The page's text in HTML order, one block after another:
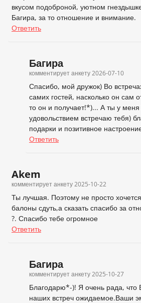
вкусом подоброной, уютном
Багира, за то отношение и внимание.
Ответить
Багира
комментирует анкету2026-07-10
Спасибо, мой дружок) Во
самих гостей, насколько он сам
то он и получает!*)... А ты у
удовольствием встречаю тебя)
подарки и позитивное
Ответить
Akem
комментирует анкету2025-10-22
Ты лучшая. Поэтому не просто
балоны сдуть,а сказать спасибо за
?. Спасибо тебе огромное
Ответить
Багира
комментирует анкету2025-10-27
Благодарю*-)! Я очень рада, что
наших встреч ожидаемое.Ваши